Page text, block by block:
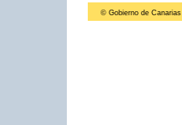
© Gobierno de Canarias